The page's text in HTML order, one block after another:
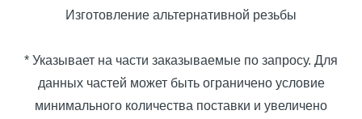
Изготовление альтернативной резьбы
* Указывает на части заказываемые по запросу. Для
данных частей может быть ограничено условие
минимального количества поставки и увеличено